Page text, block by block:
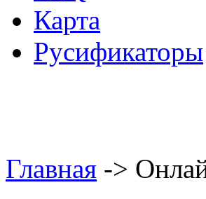
Карта
Русификаторы
Главная ->